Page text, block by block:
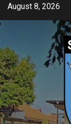
SkipAugust 8, 2026